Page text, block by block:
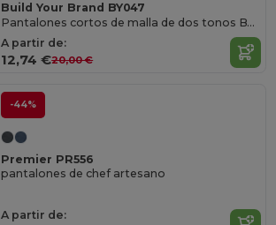
Build Your Brand BY047
Pantalones cortos de malla de dos tonos BY047
A partir de:
12,74 €20,00 €
-44%
Premier PR556
pantalones de chef artesano
A partir de: